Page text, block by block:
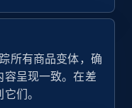
Currency, Initial
and more.
所有商品变体，确
容呈现一致。在差
们。